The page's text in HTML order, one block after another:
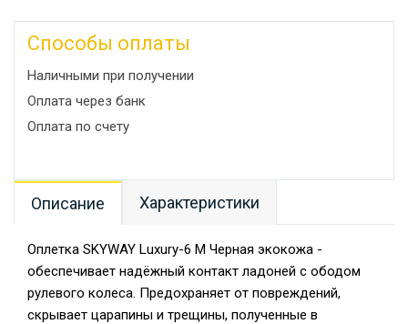
Способы оплаты
Наличными при получении
Оплата через банк
Оплата по счету
Описание Характеристики
Оплетка SKYWAY Luxury-6 M Черная экокожа -
обеспечивает надёжный контакт ладоней с ободом
рулевого колеса. Предохраняет от повреждений,
скрывает царапины и трещины, полученные в